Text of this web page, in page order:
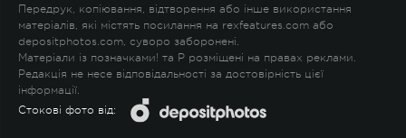
Передрук, копіювання, відтворення або інше використання
матеріалів, які містять посилання на rexfeatures.com або
depositphotos.com, суворо заборонені.
Матеріали із позначками! та P розміщені на правах реклами.
Редакція не несе відповідальності за достовірність цієї
інформації.
Стокові фото від: